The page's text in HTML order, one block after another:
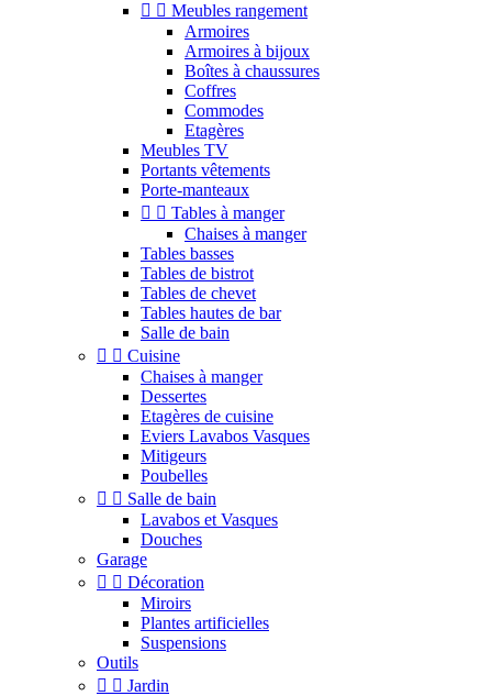
  Meubles rangement
Armoires
Armoires à bijoux
Boîtes à chaussures
Coffres
Commodes
Etagères
Meubles TV
Portants vêtements
Porte-manteaux
  Tables à manger
Chaises à manger
Tables basses
Tables de bistrot
Tables de chevet
Tables hautes de bar
Salle de bain
  Cuisine
Chaises à manger
Dessertes
Etagères de cuisine
Eviers Lavabos Vasques
Mitigeurs
Poubelles
  Salle de bain
Lavabos et Vasques
Douches
Garage
  Décoration
Miroirs
Plantes artificielles
Suspensions
Outils
  Jardin